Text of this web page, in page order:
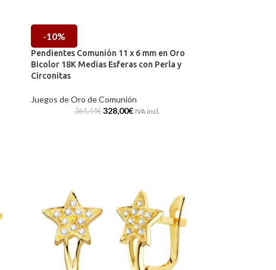
-10%
Pendientes Comunión 11 x 6 mm en Oro
Bicolor 18K Medias Esferas con Perla y
Circonitas
Juegos de Oro de Comunión
364,44€ 328,00€ IVA incl.